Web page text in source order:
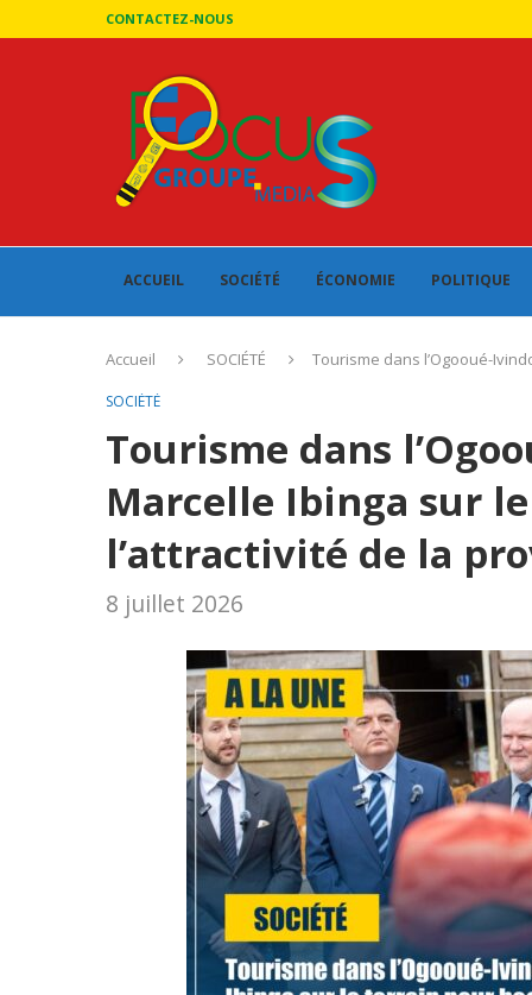
CONTACTEZ-NOUS
ACCUEIL SOCIÉTÉ ÉCONOMIE POLITIQUE
Accueil SOCIÉTÉ Tourisme dans l’Ogooué-
SOCIÉTÉ
Tourisme dans
Marcelle Ibinga sur
l’attractivité de la
8 juillet 2026